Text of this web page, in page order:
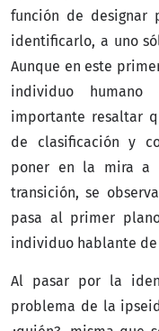
función de designar
identificarlo, a uno
Aunque en este
individuo
importante resaltar
de clasificación y
poner en la mira a
transición, se
pasa al primer
individuo hablante
Al pasar por la
problema de la